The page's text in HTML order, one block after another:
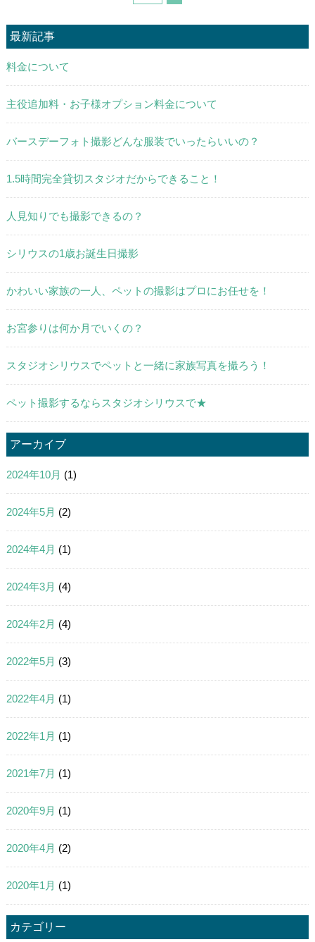
最新記事
料金について
主役追加料・お子様オプション料金について
バースデーフォト撮影どんな服装でいったらいいの？
1.5時間完全貸切スタジオだからできること！
人見知りでも撮影できるの？
シリウスの1歳お誕生日撮影
かわいい家族の一人、ペットの撮影はプロにお任せを！
お宮参りは何か月でいくの？
スタジオシリウスでペットと一緒に家族写真を撮ろう！
ペット撮影するならスタジオシリウスで★
アーカイブ
2024年10月 (1)
2024年5月 (2)
2024年4月 (1)
2024年3月 (4)
2024年2月 (4)
2022年5月 (3)
2022年4月 (1)
2022年1月 (1)
2021年7月 (1)
2020年9月 (1)
2020年4月 (2)
2020年1月 (1)
カテゴリー